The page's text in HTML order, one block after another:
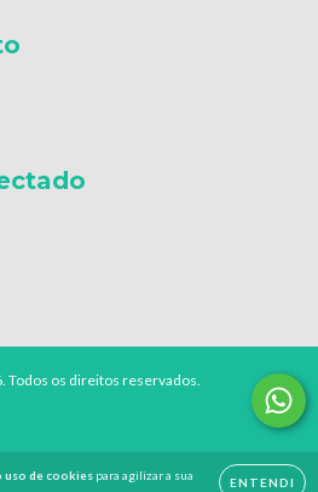
uso de cookies para agilizar a sua
ENTENDI
Todos os direitos reservados.